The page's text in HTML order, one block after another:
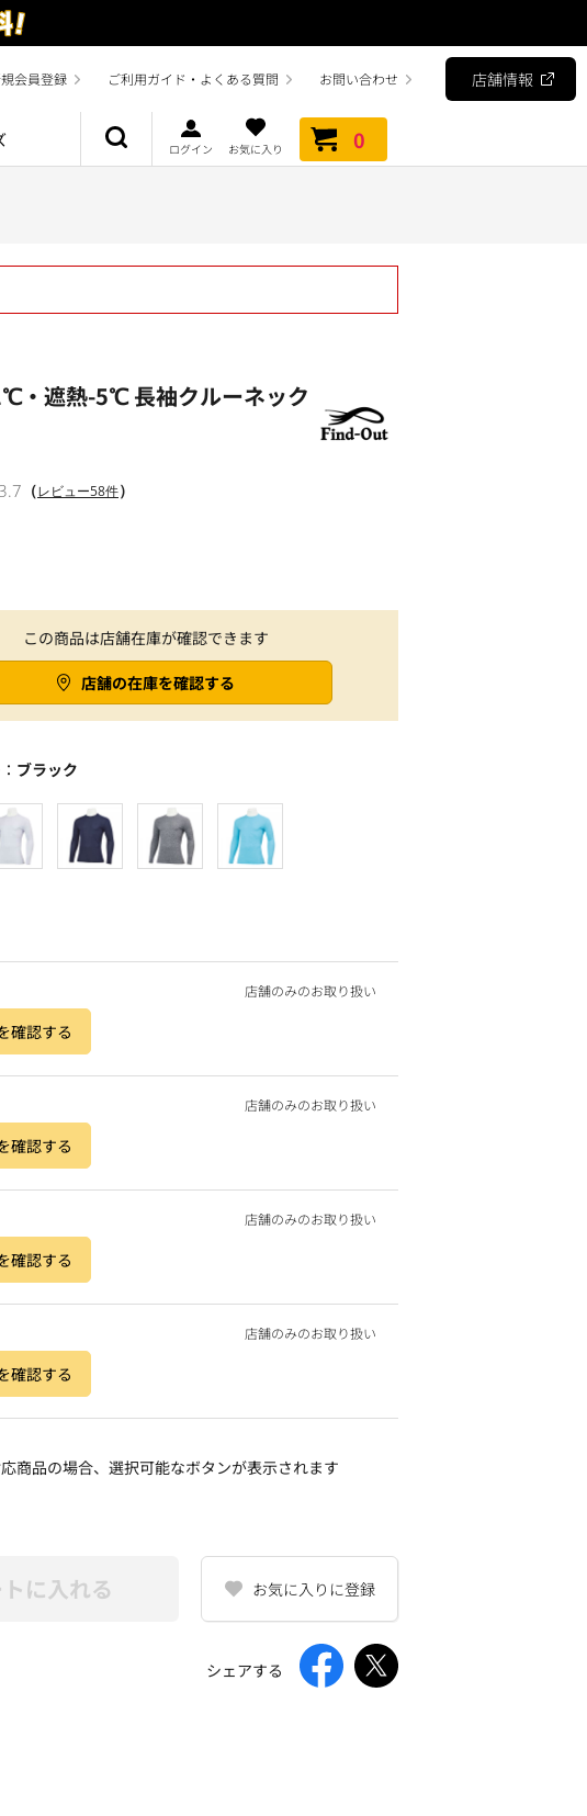
会員登録 ご利用ガイド・よくある質問 お問い合わせ 店舗情報
ログイン お気に入り 0
この商品は店舗在庫が確認できます
店舗の在庫を確認する
・遮熱-5℃ 長袖クルーネック
3.7 （レビュー58件）
ブラック
店舗のみのお取り扱い
確認する
店舗のみのお取り扱い
確認する
店舗のみのお取り扱い
確認する
店舗のみのお取り扱い
確認する
商品の場合、選択可能なボタンが表示されます
に入れる お気に入りに登録
シェアする